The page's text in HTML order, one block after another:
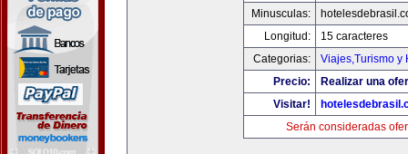
Minusculas:
Longitud:
15 caracteres
Categorias:
Viajes,Turismo y
Precio:
Realizar una
Visitar!
Serán consideradas